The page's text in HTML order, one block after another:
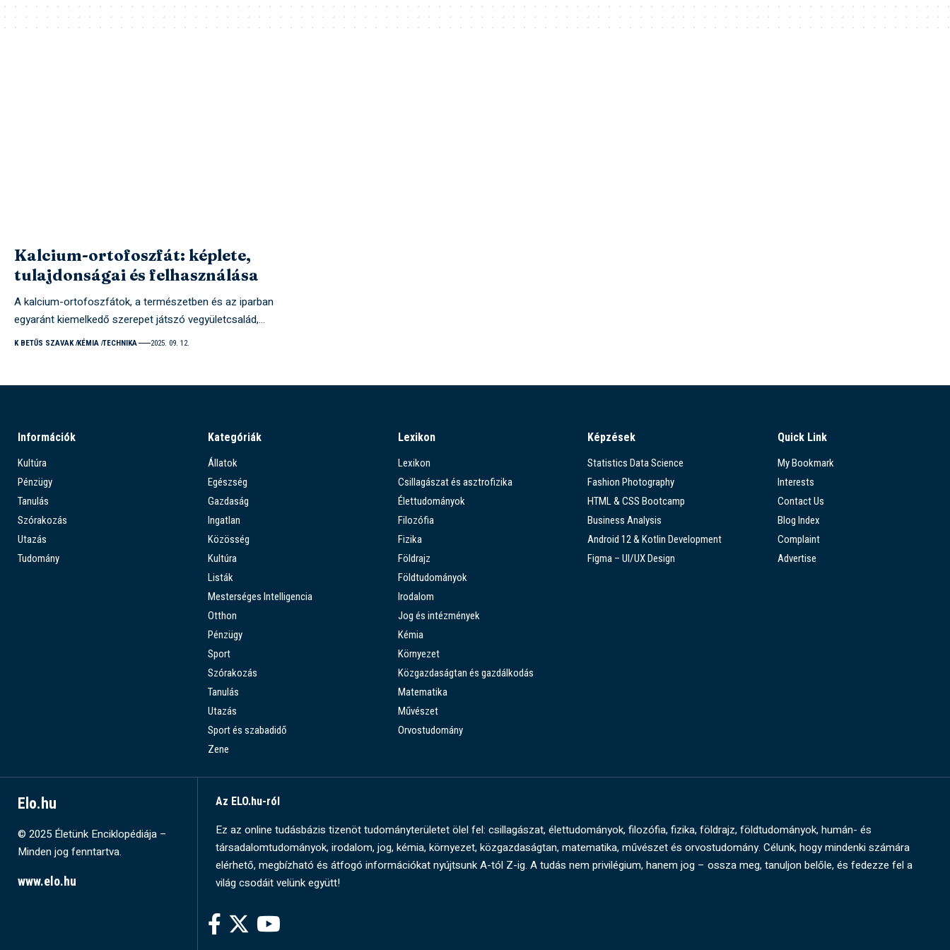
Kalcium-ortofoszfát: képlete,
tulajdonságai és felhasználása
A kalcium-ortofoszfátok, a természetben és az iparban
egyaránt kiemelkedő szerepet játszó vegyületcsalád,…
K BETŰS SZAVAK KÉMIA TECHNIKA 2025. 09. 12.
Információk
Kultúra
Pénzügy
Tanulás
Szórakozás
Utazás
Tudomány
Kategóriák
Állatok
Egészség
Gazdaság
Ingatlan
Közösség
Kultúra
Listák
Mesterséges Intelligencia
Otthon
Pénzügy
Sport
Szórakozás
Tanulás
Utazás
Sport és szabadidő
Zene
Lexikon
Lexikon
Csillagászat és asztrofizika
Élettudományok
Filozófia
Fizika
Földrajz
Földtudományok
Irodalom
Jog és intézmények
Kémia
Környezet
Közgazdaságtan és gazdálkodás
Matematika
Művészet
Orvostudomány
Képzések
Statistics Data Science
Fashion Photography
HTML & CSS Bootcamp
Business Analysis
Android 12 & Kotlin Development
Figma – UI/UX Design
Quick Link
My Bookmark
Interests
Contact Us
Blog Index
Complaint
Advertise
Elo.hu
© 2025 Életünk Enciklopédiája –
Minden jog fenntartva.
www.elo.hu
Az ELO.hu-ról
Ez az online tudásbázis tizenöt tudományterületet ölel fel: csillagászat, élettudományok, filozófia, fizika, földrajz, földtudományok, humán- és
társadalomtudományok, irodalom, jog, kémia, környezet, közgazdaságtan, matematika, művészet és orvostudomány. Célunk, hogy mindenki számára
elérhető, megbízható és átfogó információkat nyújtsunk A-tól Z-ig. A tudás nem privilégium, hanem jog – ossza meg, tanuljon belőle, és fedezze fel a
világ csodáit velünk együtt!